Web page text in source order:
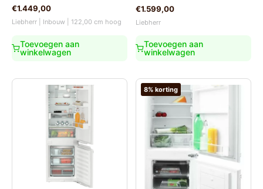
€1.449,00
Liebherr | Inbouw | 122,00 cm hoog
Toevoegen aan
winkelwagen
€1.599,00
Liebherr
Toevoegen aan
winkelwagen
8% korting